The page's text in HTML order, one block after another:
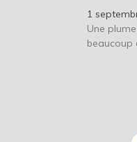
1
Une
beaucoup